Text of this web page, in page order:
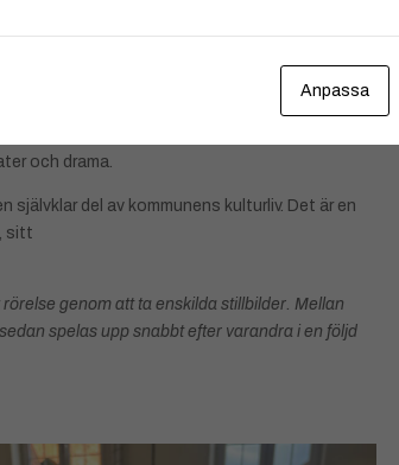
gymnasiet. Flera elever väljer att kombinera
inför höstterminen som startar vecka 36.
i att skapa och utvecklas utifrån sina egna
och drama.
del av kommunens kulturliv. Det är en
sitt
genom att ta enskilda stillbilder. Mellan
spelas upp snabbt efter varandra i en följd
Anpassa